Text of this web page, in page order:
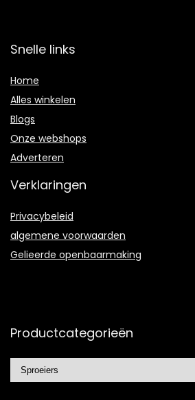
Snelle links
Home
Alles winkelen
Blogs
Onze webshops
Adverteren
Verklaringen
Privacybeleid
algemene voorwaarden
Gelieerde openbaarmaking
Productcategorieën